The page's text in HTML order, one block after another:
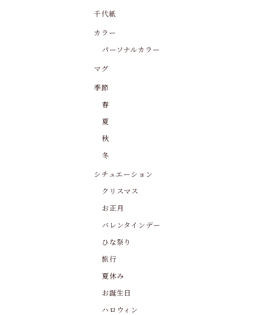
千代紙
カラー
パーソナルカラー
マグ
季節
春
夏
秋
冬
シチュエーション
クリスマス
お正月
バレンタインデー
ひな祭り
旅行
夏休み
お誕生日
ハロウィン